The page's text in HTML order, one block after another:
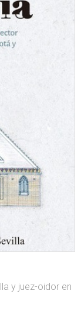
y juez-oidor en